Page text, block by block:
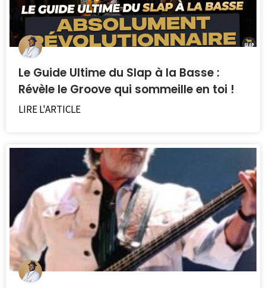
Le Guide Ultime du Slap à la Basse :
Révèle le Groove qui sommeille en toi !
LIRE L'ARTICLE